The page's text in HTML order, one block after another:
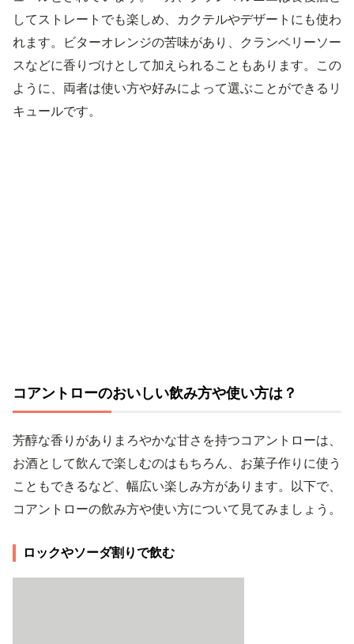
してストレートでも楽しめ、カクテルやデザートにも使わ
れます。ビターオレンジの苦味があり、クランベリーソー
スなどに香りづけとして加えられることもあります。この
ように、両者は使い方や好みによって選ぶことができるリ
キュールです。
コアントローのおいしい飲み方や使い方は？
芳醇な香りがありまろやかな甘さを持つコアントローは、
お酒として飲んで楽しむのはもちろん、お菓子作りに使う
こともできるなど、幅広い楽しみ方があります。以下で、
コアントローの飲み方や使い方について見てみましょう。
ロックやソーダ割りで飲む